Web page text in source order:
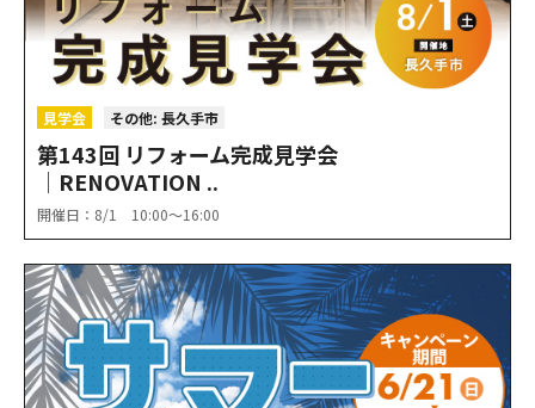
見学会 その他: 長久手市
第143回 リフォーム完成見学会
│RENOVATION ..
開催日：8/1 10:00〜16:00